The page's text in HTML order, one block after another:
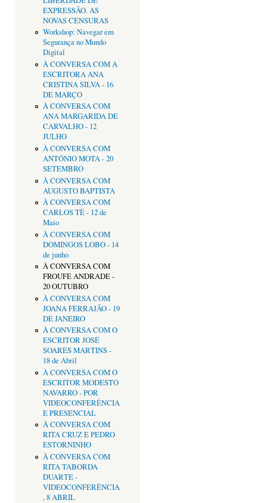
EXPRESSÃO. AS
NOVAS CENSURAS
Workshop: Navegar em
Segurança no Mundo
Digital
À CONVERSA COM A
ESCRITORA ANA
CRISTINA SILVA - 16
DE MARÇO
À CONVERSA COM
ANA MARGARIDA DE
CARVALHO - 12
JULHO
À CONVERSA COM
ANTÓNIO MOTA - 20
SETEMBRO
À CONVERSA COM
AUGUSTO BAPTISTA
À CONVERSA COM
CARLOS TÊ - 12 de
Maio
À CONVERSA COM
DOMINGOS LOBO - 14
de junho
À CONVERSA COM
FROUFE ANDRADE -
20 OUTUBRO
À CONVERSA COM
JOANA FERRAJÃO - 19
DE JANEIRO
À CONVERSA COM O
ESCRITOR JOSÉ
SOARES MARTINS -
18 de Abril
À CONVERSA COM O
ESCRITOR MODESTO
NAVARRO - POR
VIDEOCONFERÊNCIA
E PRESENCIAL
À CONVERSA COM
RITA CRUZ E PEDRO
ESTORNINHO
À CONVERSA COM
RITA TABORDA
DUARTE -
VIDEOCONFERÊNCIA
, 8 ABRIL